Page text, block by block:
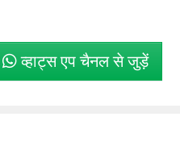
व्हाट्स एप चैनल से जुड़ें